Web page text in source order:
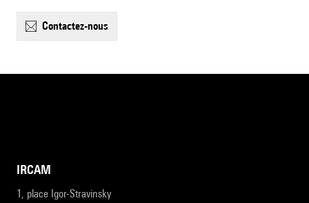
contactez-nous
IRCAM
1, place Igor-Stravinsky